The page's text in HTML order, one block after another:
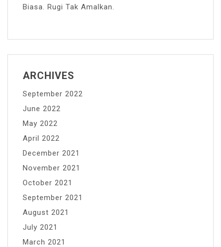
Biasa. Rugi Tak Amalkan.
ARCHIVES
September 2022
June 2022
May 2022
April 2022
December 2021
November 2021
October 2021
September 2021
August 2021
July 2021
March 2021